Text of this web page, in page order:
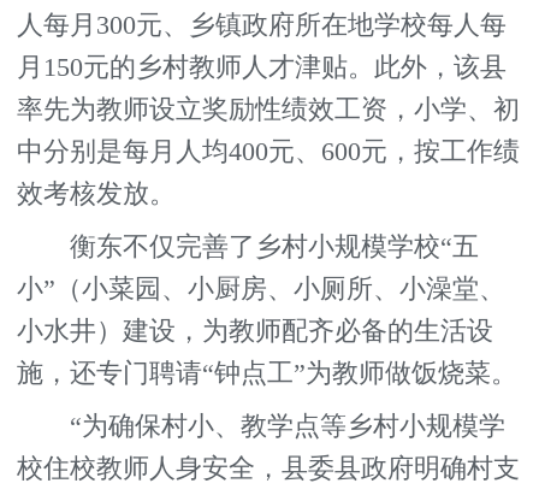
人每月300元、乡镇政府所在地学校每人每
月150元的乡村教师人才津贴。此外，该县
率先为教师设立奖励性绩效工资，小学、初
中分别是每月人均400元、600元，按工作绩
效考核发放。
衡东不仅完善了乡村小规模学校“五
小”（小菜园、小厨房、小厕所、小澡堂、
小水井）建设，为教师配齐必备的生活设
施，还专门聘请“钟点工”为教师做饭烧菜。
“为确保村小、教学点等乡村小规模学
校住校教师人身安全，县委县政府明确村支